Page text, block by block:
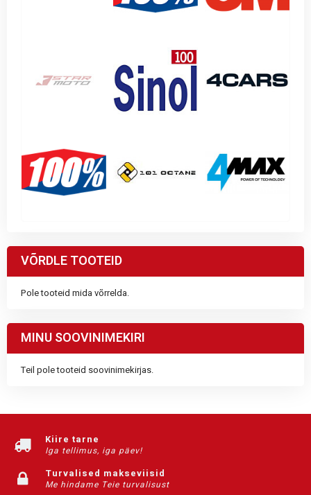
VÕRDLE TOOTEID
Pole tooteid mida võrrelda.
MINU SOOVINIMEKIRI
Teil pole tooteid soovinimekirjas.
Kiire tarne
Iga tellimus, iga päev!
Turvalised makseviisid
Me hindame Teie turvalisust